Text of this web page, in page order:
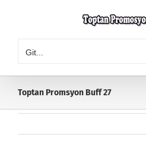
Git...
Toptan Promsyon Buff 27